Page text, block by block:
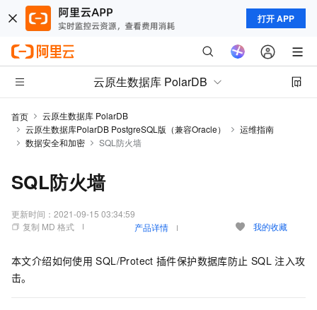
打开 APP
云原生数据库 PolarDB
首页
云原生数据库 PolarDB
云原生数据库PolarDB PostgreSQL版（兼容Oracle）
运维指南
数据安全和加密
SQL防火墙
SQL防火墙
更新时间： 2021-09-15 03:34:59
复制 MD 格式
产品详情 我的收藏
本文介绍如何使用 SQL/Protect 插件保护数据库防止 SQL 注入攻
击。